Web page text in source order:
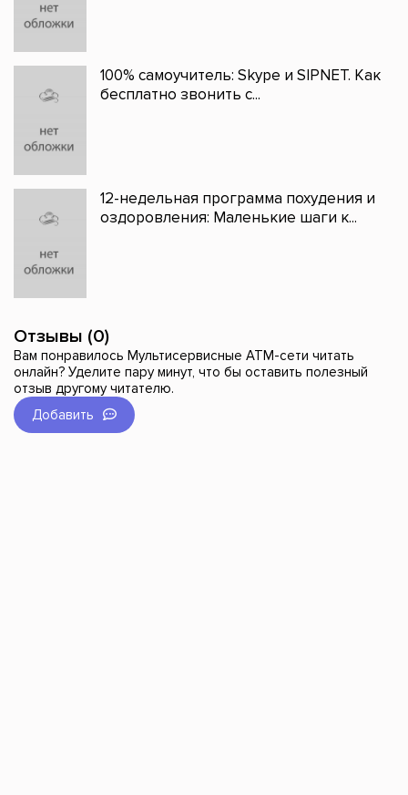
100% самоучитель: Skype и SIPNET. Как
бесплатно звонить с...
12-недельная программа похудения и
оздоровления: Маленькие шаги к...
Отзывы (0)
Вам понравилось Мультисервисные АТМ-сети читать
онлайн? Уделите пару минут, что бы оставить полезный
отзыв другому читателю.
Добавить